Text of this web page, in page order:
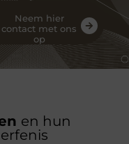
Neem hier
contact met ons
op
en hun